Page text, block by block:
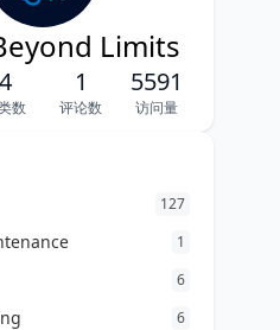
Limits
4
数
1
评论数
5591
访问量
127
1
6
6